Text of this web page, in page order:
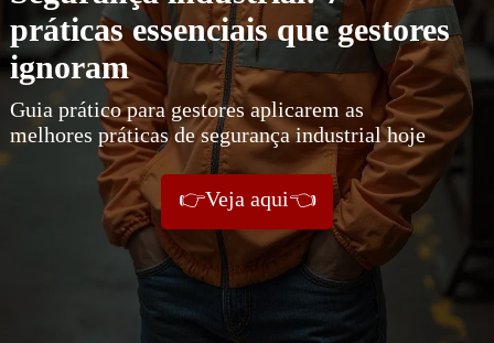
práticas essenciais que gestores
ignoram
Guia prático para gestores aplicarem as
melhores práticas de segurança industrial hoje
👉Veja aqui👈